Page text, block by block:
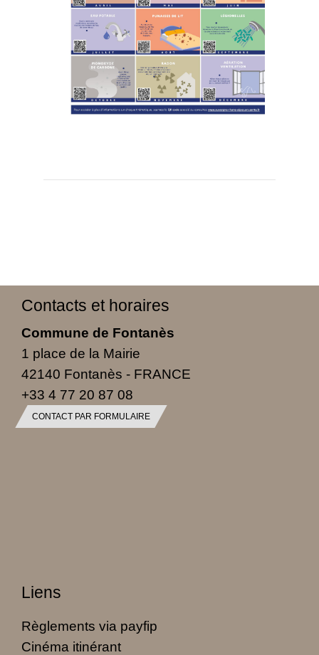
Contacts et horaires
Commune de Fontanès
1 place de la Mairie
42140 Fontanès - FRANCE
+33 4 77 20 87 08
CONTACT PAR FORMULAIRE
Liens
Règlements via payfip
Cinéma itinérant